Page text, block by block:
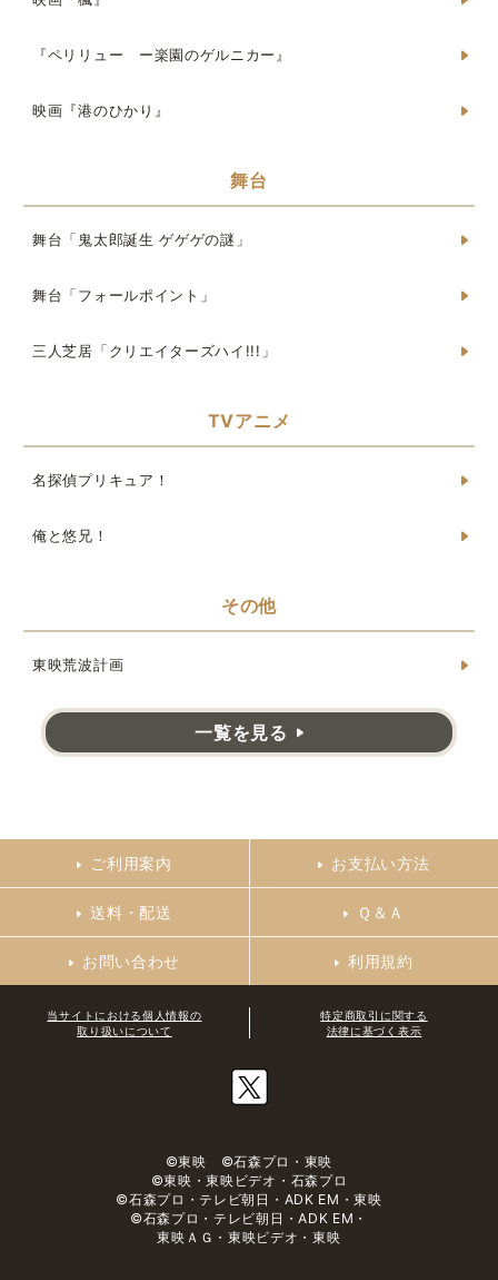
『ペリリュー ー楽園のゲルニカー』
映画『港のひかり』
舞台
舞台「鬼太郎誕生 ゲゲゲの謎」
舞台「フォールポイント」
三人芝居「クリエイターズハイ!!!」
TVアニメ
名探偵プリキュア！
俺と悠兄！
その他
東映荒波計画
一覧を見る
ご利用案内 お支払い方法
送料・配送 Ｑ＆Ａ
お問い合わせ 利用規約
当サイトにおける個人情報の
取り扱いについて
特定商取引に関する
法律に基づく表示
©東映 ©石森プロ・東映
©東映・東映ビデオ・石森プロ
©石森プロ・テレビ朝日・ADK EM・東映
©石森プロ・テレビ朝日・ADK EM・
東映ＡＧ・東映ビデオ・東映